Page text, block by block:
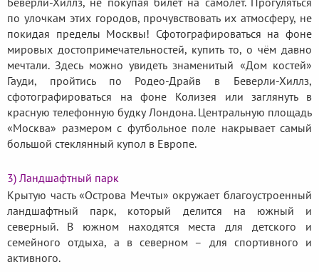
по улочкам этих городов, прочувствовать их атмосферу, не
покидая пределы Москвы! Сфотографироваться на фоне
мировых достопримечательностей, купить то, о чём давно
мечтали. Здесь можно увидеть знаменитый «Дом костей»
Гауди, пройтись по Родео-Драйв в Беверли-Хиллз,
сфотографироваться на фоне Колизея или заглянуть в
красную телефонную будку Лондона. Центральную площадь
«Москва» размером с футбольное поле накрывает самый
большой стеклянный купол в Европе.
3) Ландшафтный парк
Крытую часть «Острова Мечты» окружает благоустроенный
ландшафтный парк, который делится на южный и
северный. В южном находятся места для детского и
семейного отдыха, а в северном – для спортивного и
активного.